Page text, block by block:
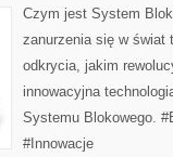
Czym jest System
zanurzenia się w świat
odkrycia, jakim
innowacyjna
Systemu Blokowego.
#Innowacje